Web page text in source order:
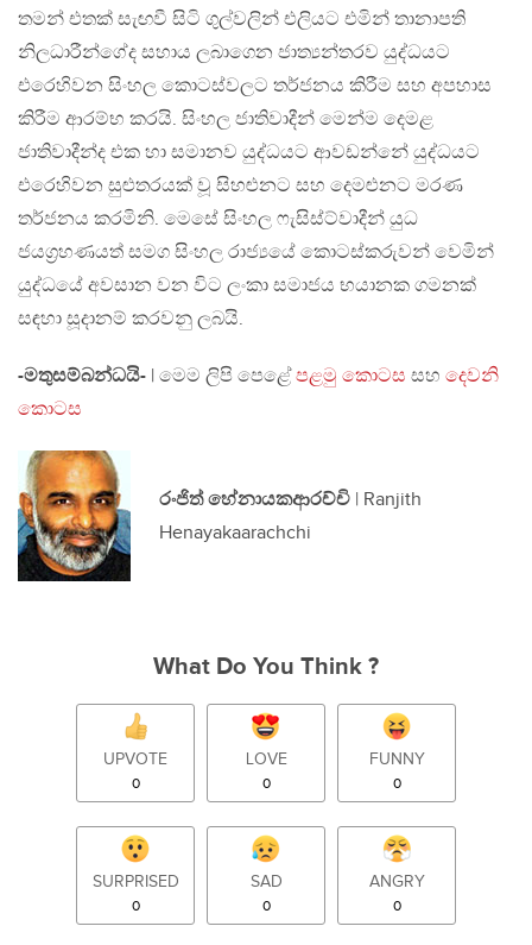
තමන් එතක් සැඟවී සිටි ගුල්වලින් එලියට එමින් තානාපති
නිලධාරීන්ගේද සහාය ලබාගෙන ජාත්‍යන්තරව යුද්ධයට
එරෙහිවන සිංහල කොටස්වලට තර්ජනය කිරීම සහ අපහාස
කිරීම ආරම්භ කරයි. සිංහල ජාතිවාදීන් මෙන්ම දෙමළ
ජාතිවාදීන්ද එක හා සමානව යුද්ධයට ආවඩන්නේ යුද්ධයට
එරෙහිවන සුළුතරයක් වූ සිහළුනට සහ දෙමළුනට මරණ
තර්ජනය කරමිනි. මෙසේ සිංහල ෆැසිස්ට්වාදීන් යුධ
ජයග්‍රහණයත් සමග සිංහල රාජ්‍යයේ කොටස්කරුවන් වෙමින්
යුද්ධයේ අවසාන වන විට ලංකා සමාජය භයානක ගමනක්
සඳහා සූදානම් කරවනු ලබයි.
-මතුසම්බන්ධයි- | මෙම ලිපි පෙළේපළමු කොටස සහ දෙවනි
කොටස
රංජිත් හේනායකආරච්චි | Ranjith
Henayakaarachchi
What Do You Think ?
UPVOTE
0
LOVE
0
FUNNY
0
SURPRISED
0
SAD
0
ANGRY
0